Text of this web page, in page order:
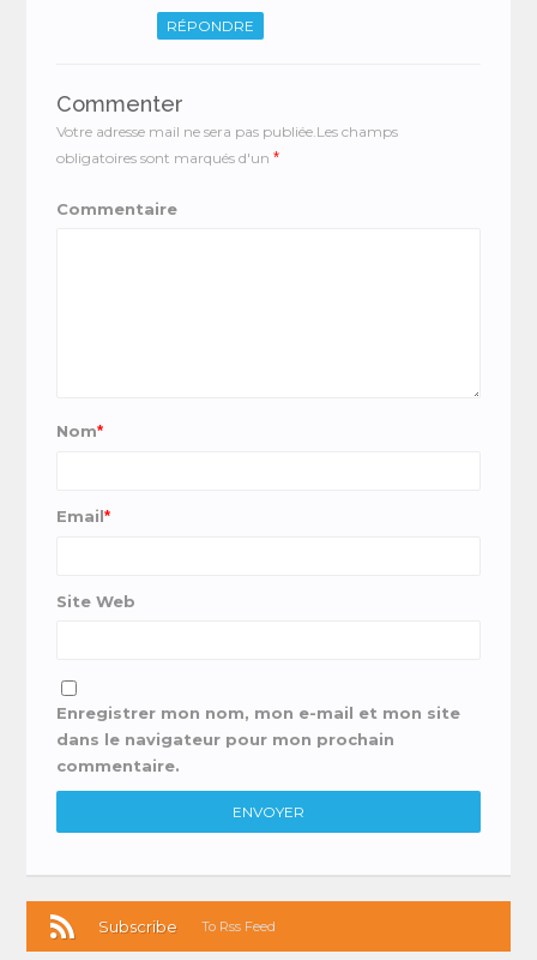
RÉPONDRE
Commenter
Votre adresse mail ne sera pas publiée.Les champs
obligatoires sont marqués d'un*
Commentaire
Nom*
Email*
Site Web
Enregistrer mon nom, mon e-mail et mon site
dans le navigateur pour mon prochain
commentaire.
Subscribe To Rss Feed